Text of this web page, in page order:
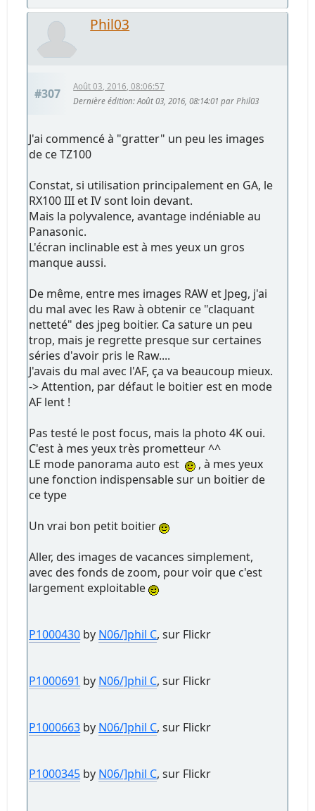
Phil03
#307
Août 03, 2016, 08:06:57
Dernière édition: Août 03, 2016, 08:14:01 par Phil03
J'ai commencé à "gratter" un peu les images
de ce TZ100
Constat, si utilisation principalement en GA, le
RX100 III et IV sont loin devant.
Mais la polyvalence, avantage indéniable au
Panasonic.
L'écran inclinable est à mes yeux un gros
manque aussi.
De même, entre mes images RAW et Jpeg, j'ai
du mal avec les Raw à obtenir ce "claquant
netteté" des jpeg boitier. Ca sature un peu
trop, mais je regrette presque sur certaines
séries d'avoir pris le Raw....
J'avais du mal avec l'AF, ça va beaucoup mieux.
-> Attention, par défaut le boitier est en mode
AF lent !
Pas testé le post focus, mais la photo 4K oui.
C'est à mes yeux très prometteur ^^
LE mode panorama auto est
, à mes yeux
une fonction indispensable sur un boitier de
ce type
Un vrai bon petit boitier
Aller, des images de vacances simplement,
avec des fonds de zoom, pour voir que c'est
largement exploitable
P1000430 by N06/]phil C, sur Flickr
P1000691 by N06/]phil C, sur Flickr
P1000663 by N06/]phil C, sur Flickr
P1000345 by N06/]phil C, sur Flickr